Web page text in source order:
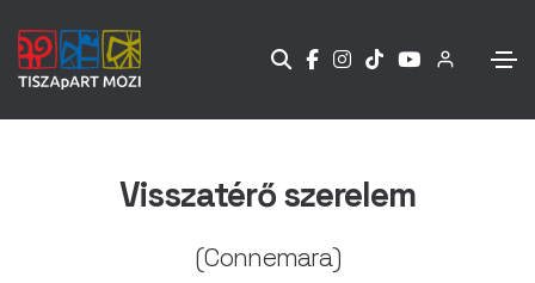
Visszatérő szerelem
(Connemara)